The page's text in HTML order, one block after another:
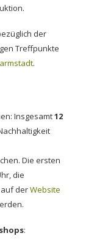
der
Treffpunkte
.
Insgesamt12
Die ersten
die
derWebsite
: